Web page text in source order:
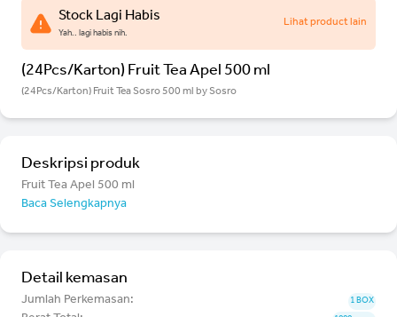
Stock Lagi Habis
Yah.. lagi habis nih.
Lihat product lain
(24Pcs/Karton) Fruit Tea Apel 500 ml
(24Pcs/Karton) Fruit Tea Sosro 500 ml by Sosro
Deskripsi produk
Fruit Tea Apel 500 ml
Baca Selengkapnya
Detail kemasan
Jumlah Perkemasan: 1 BOX